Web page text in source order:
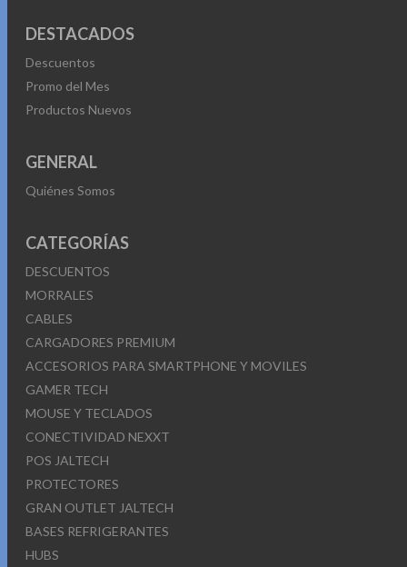
DESTACADOS
Descuentos
Promo del Mes
Productos Nuevos
GENERAL
Quiénes Somos
CATEGORÍAS
DESCUENTOS
MORRALES
CABLES
CARGADORES PREMIUM
ACCESORIOS PARA SMARTPHONE Y MOVILES
GAMER TECH
MOUSE Y TECLADOS
CONECTIVIDAD NEXXT
POS JALTECH
PROTECTORES
GRAN OUTLET JALTECH
BASES REFRIGERANTES
HUBS